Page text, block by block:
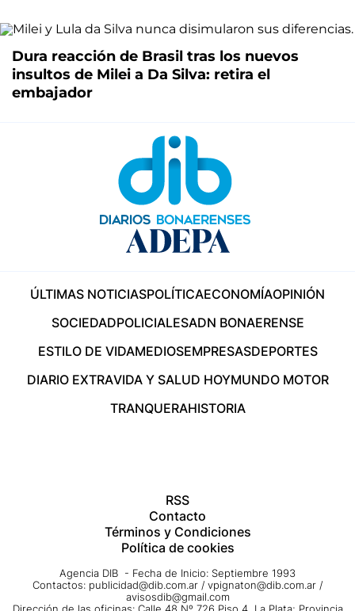
Dura reacción de Brasil tras los nuevos
insultos de Milei a Da Silva: retira el
embajador
ÚLTIMAS NOTICIASPOLÍTICAECONOMÍAOPINIÓN
SOCIEDADPOLICIALESADN BONAERENSE
ESTILO DE VIDAMEDIOSEMPRESASDEPORTES
DIARIO EXTRAVIDA Y SALUD HOYMUNDO MOTOR
TRANQUERAHISTORIA
RSS
Contacto
Términos y Condiciones
Política de cookies
Agencia DIB - Fecha de Inicio: Septiembre 1993
Contactos: publicidad@dib.com.ar / vpignaton@dib.com.ar /
avisosdib@gmail.com
Dirección de las oficinas: Calle 48 Nº 726 Piso 4, La Plata; Provincia